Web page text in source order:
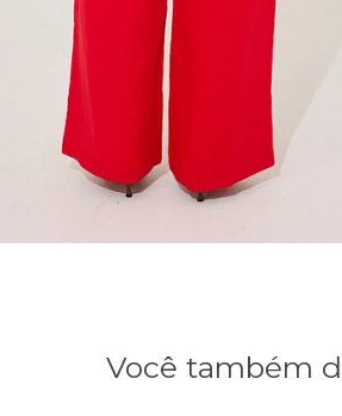
Você também